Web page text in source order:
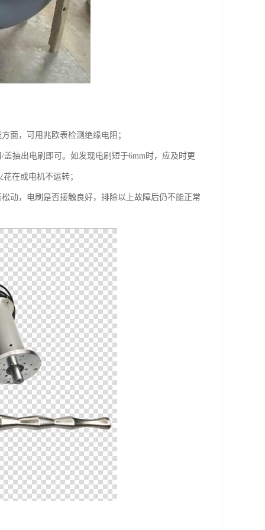
面，可用兆欧表检测绝缘电阻；
抽出电刷即可。如发现电刷短于6mm时，应及时更
在或电机不运转；
动，电刷是否接触良好，排除以上故障后仍不能正常